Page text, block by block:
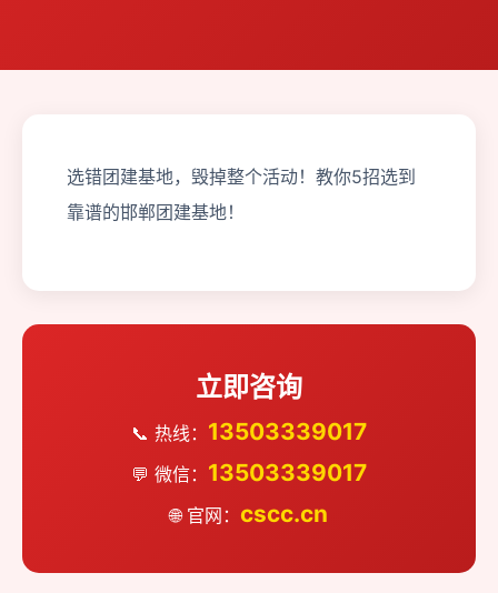
选错团建基地，毁掉整个活动！教你5招选到
靠谱的邯郸团建基地！
立即咨询
📞 热线： 13503339017
💬 微信： 13503339017
🌐 官网： cscc.cn